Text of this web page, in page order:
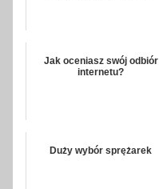
Jak oceniasz swój odbiór
internetu?
Duży wybór sprężarek